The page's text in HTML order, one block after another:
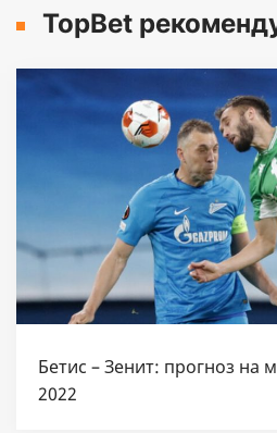
TopBet
Бетис – Зенит: прогноз на
2022